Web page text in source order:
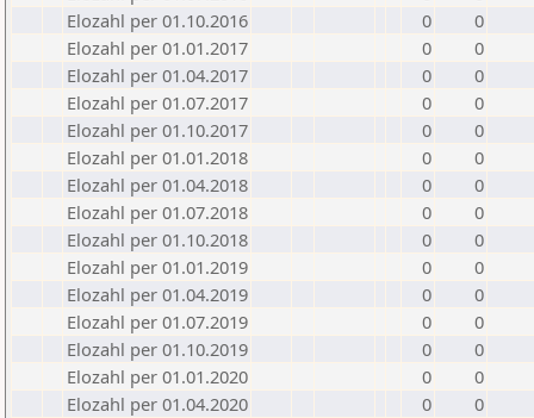
Elozahl per 01.10.2016
0
0
Elozahl per 01.01.2017
0
0
Elozahl per 01.04.2017
0
0
Elozahl per 01.07.2017
0
0
Elozahl per 01.10.2017
0
0
Elozahl per 01.01.2018
0
0
Elozahl per 01.04.2018
0
0
Elozahl per 01.07.2018
0
0
Elozahl per 01.10.2018
0
0
Elozahl per 01.01.2019
0
0
Elozahl per 01.04.2019
0
0
Elozahl per 01.07.2019
0
0
Elozahl per 01.10.2019
0
0
Elozahl per 01.01.2020
0
0
Elozahl per 01.04.2020
0
0